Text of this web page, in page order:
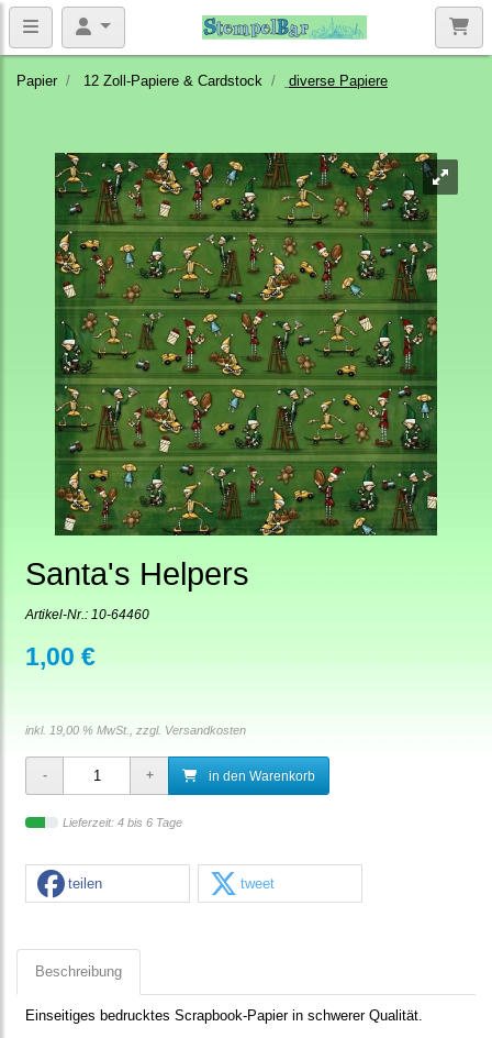
Papier 12 Zoll-Papiere & Cardstock diverse Papiere
Santa's Helpers
Artikel-Nr.: 10-64460
1,00 €
inkl. 19,00 % MwSt., zzgl. Versandkosten
in den Warenkorb
Lieferzeit: 4 bis 6 Tage
teilen tweet
Beschreibung
Einseitiges bedrucktes Scrapbook-Papier in schwerer Qualität.